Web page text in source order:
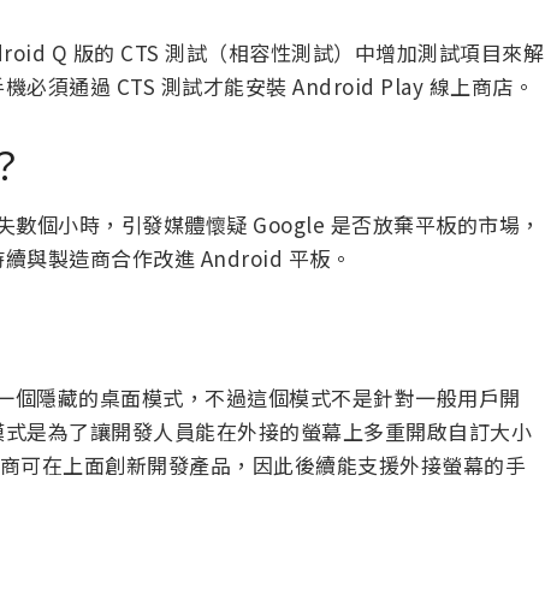
Q 版的 CTS 測試（相容性測試）中增加測試項目來解
必須通過 CTS 測試才能安裝 Android Play 線上商店。
個小時，引發媒體懷疑 Google 是否放棄平板的市場，
與製造商合作改進 Android 平板。
隱藏的桌面模式，不過這個模式不是針對一般用戶開
是為了讓開發人員能在外接的螢幕上多重開啟自訂大小
可在上面創新開發產品，因此後續能支援外接螢幕的手